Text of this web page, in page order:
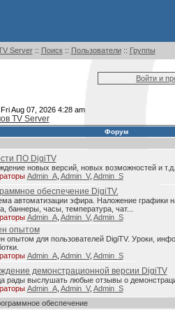
Server:: Поиск:: Пользователи:: Группы
Войти и
Aug 07, 2026 4:28 am
TV Server
Форум
ПО DigiTV
новых версий, новых возможностей и т.д.
Admin_A, Admin_V, Admin_S
обеспечение DigiTV.
автоматизации эфира. Наложение графики
баннеры, часы, температура, чат...
Admin_A, Admin_V, Admin_S
опытом
опытом для пользователей DigiTV. Уроки,
Admin_A, Admin_V, Admin_S
демонстрационной версии DigiTV
рады выслушать любые отзывы о
Admin_A, Admin_V, Admin_S
обеспечение